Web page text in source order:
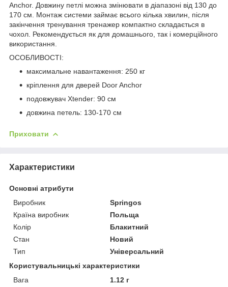
Anchor. Довжину петлі можна змінювати в діапазоні від 130 до
170 см . Монтаж системи займає всього кілька хвилин, після
закінчення тренування тренажер компактно складається в
чохол. Рекомендується як для домашнього, так і комерційного
використання.
ОСОБЛИВОСТІ:
максимальне навантаження: 250 кг
кріплення для дверей Door Anchor
подовжувач Xtender: 90 см
довжина петель: 130-170 см
Приховати
Характеристики
Основні атрибути
Виробник
Springos
Країна виробник
Польща
Колір
Блакитний
Стан
Новий
Тип
Універсальний
Користувальницькі характеристики
Вага
1.12 г